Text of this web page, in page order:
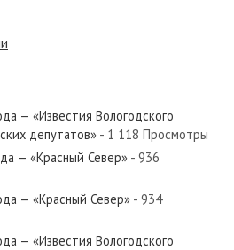
— «Красный Север»
— «Красный Север»
— «Известия Вологодского
депутатов» - 1 118 Просмотры
— «Красный Север» - 936
— «Красный Север» - 934
— «Известия Вологодского